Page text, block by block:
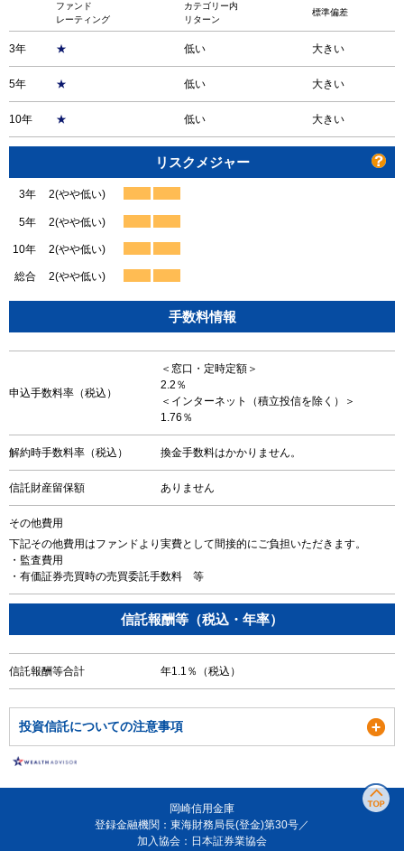
ファンド
レーティング
カテゴリー内
リターン
標準偏差
3年 ★ 低い 大きい
5年 ★ 低い 大きい
10年 ★ 低い 大きい
リスクメジャー
3年
5年
10年
総合
2(やや低い)
2(やや低い)
2(やや低い)
2(やや低い)
手数料情報
申込手数料率（税込）
＜窓口・定時定額＞
2.2％
＜インターネット（積立投信を除く）＞
1.76％
解約時手数料率（税込） 換金手数料はかかりません。
信託財産留保額 ありません
その他費用
下記その他費用はファンドより実費として間接的にご負担いただきます。
・監査費用
・有価証券売買時の売買委託手数料 等
信託報酬等（税込・年率）
信託報酬等合計 年1.1％（税込）
投資信託についての注意事項
岡崎信用金庫
登録金融機関：東海財務局長(登金)第30号／
加入協会：日本証券業協会